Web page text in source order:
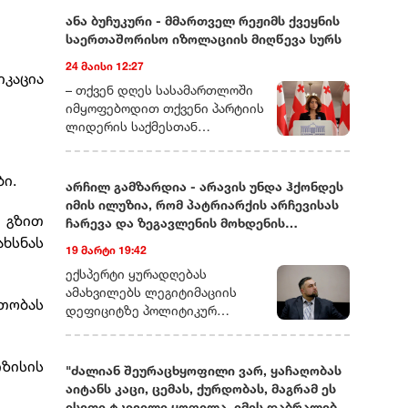
გზით
ანა ბუჩუკური - მმართველ რეჟიმს ქვეყნის
საერთაშორისო იზოლაციის მიღწევა სურს
24 მაისი 12:27
– თქვენ დღეს სასამართლოში
იმყოფებოდით თქვენი პარტიის
ლიდერის საქმესთან
ეს საქმე და რამდენად
სიმბოლურად ასახავს იმას, რაც
ახლა საქართველოში
ოპოზიციური ძალების თავს
ხდება?– დარწმუნებული ვარ,
უკვე იცით, რომ დღეს თითქმის
ყველა ოპოზიციური ლიდერი ან
ციხეშია და
ემიგრაციაში იმყოფება. მსგავსი
რამ საქართველოში ადრე
არასდროს მომხდარა!
არჩილ გამზარდია - არავის უნდა ჰქონდეს
იმის ილუზია, რომ პატრიარქის არჩევისას
ჩარევა და ზეგავლენის მოხდენის
19 მარტი 19:42
ექსპერტი ყურადღებას
ამახვილებს ლეგიტიმაციის
დეფიციტზე პოლიტიკურ
საეკლესიო იერარქიაში
არსებულ შიდა დინებებზე.
გამზარდიას პროგნოზით,
"ძალიან შეურაცხყოფილი ვარ, ყაჩაღობას
აიტანს კაცი, ცემას, ქურდობას, მაგრამ ეს